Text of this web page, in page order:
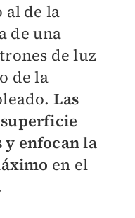
al de la
de una
de luz
de la
Las
y enfocan la
en el